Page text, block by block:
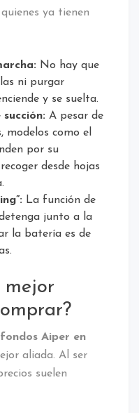
ya tienen
No hay que
ni purgar
y se suelta.
A pesar de
modelos como el
por su
desde hojas
La función de
junto a la
la batería es de
mejor
Aiper en
aliada. Al ser
suelen